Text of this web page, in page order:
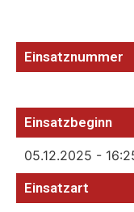
Einsatznummer
Einsatzbeginn
05.12.2025 -
Einsatzart